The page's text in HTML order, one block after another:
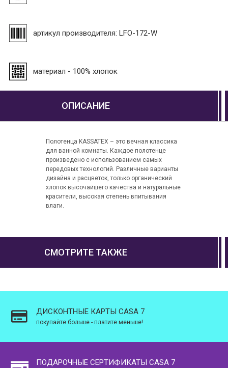
артикул производителя: LFO-172-W
материал - 100% хлопок
ОПИСАНИЕ
Полотенца KASSATEX – это вечная классика
для ванной комнаты. Каждое полотенце
произведено с использованием самых
передовых технологий. Различные варианты
дизайна и расцветок, только органический
хлопок высочайшего качества и натуральные
красители, высокая степень впитывания
влаги.
СМОТРИТЕ ТАКЖЕ
ДИСКОНТНЫЕ КАРТЫ CASA 7
покупайте больше - платите меньше!
ПОДАРОЧНЫЕ СЕРТИФИКАТЫ CASA 7